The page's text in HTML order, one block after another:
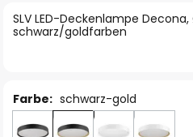
SLV LED-Deckenlampe
schwarz/goldfarben
Farbe: schwarz-gold